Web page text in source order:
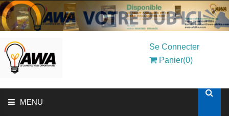
Se Connecter
Panier(0)
MENU